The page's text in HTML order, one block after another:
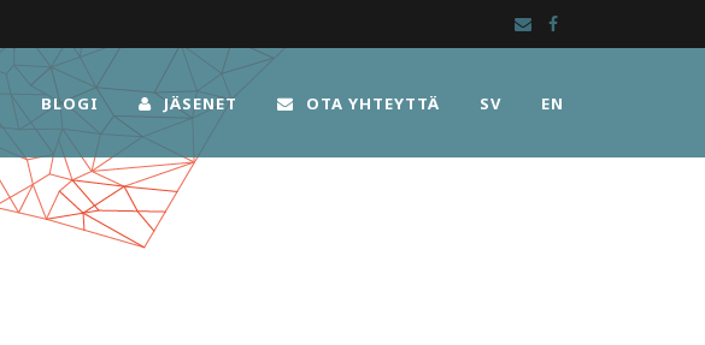
BLOGI JÄSENET OTA YHTEYTTÄ SV EN